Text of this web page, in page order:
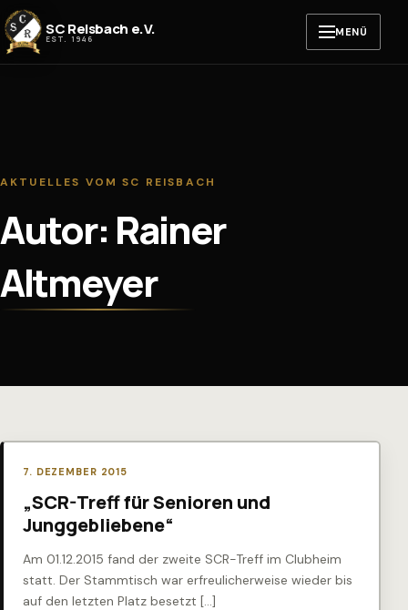
Zum Inhalt springen
SC Reisbach e.V.
EST. 1946 MENÜ
AKTUELLES VOM SC REISBACH
Autor: Rainer
Altmeyer
7. DEZEMBER 2015
„SCR-Treff für Senioren und
Junggebliebene“
Am 01.12.2015 fand der zweite SCR-Treff im Clubheim
statt. Der Stammtisch war erfreulicherweise wieder bis
auf den letzten Platz besetzt […]